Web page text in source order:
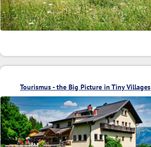
Tourismus - the Big Picture in Tiny Villages